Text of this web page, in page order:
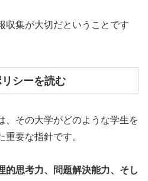
収集が大切だということです
シーを読む
、その大学がどのような学生を
要な指針です。
的思考力、問題解決能力、そし